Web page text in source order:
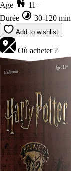
Age
11+
Durée
30-120 min
Add to wishlist
Où acheter ?